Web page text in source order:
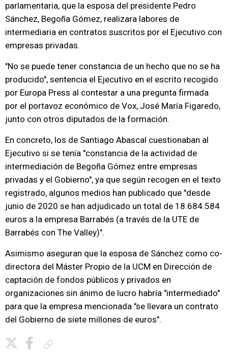
parlamentaria, que la esposa del presidente Pedro
Sánchez, Begoña Gómez, realizara labores de
intermediaria en contratos suscritos por el Ejecutivo con
empresas privadas.
"No se puede tener constancia de un hecho que no se ha
producido", sentencia el Ejecutivo en el escrito recogido
por Europa Press al contestar a una pregunta firmada
por el portavoz económico de Vox, José María Figaredo,
junto con otros diputados de la formación.
En concreto, los de Santiago Abascal cuestionaban al
Ejecutivo si se tenía "constancia de la actividad de
intermediación de Begoña Gómez entre empresas
privadas y el Gobierno", ya que según recogen en el texto
registrado, algunos medios han publicado que "desde
junio de 2020 se han adjudicado un total de 18.684.584
euros a la empresa Barrabés (a través de la UTE de
Barrabés con The Valley)".
Asimismo aseguran que la esposa de Sánchez como co-
directora del Máster Propio de la UCM en Dirección de
captación de fondos públicos y privados en
organizaciones sin ánimo de lucro habría "intermediado"
para que la empresa mencionada "se llevara un contrato
del Gobierno de siete millones de euros".